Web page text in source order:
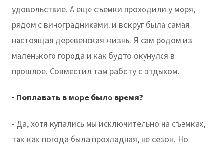
удовольствие. А еще съемки проходили у моря,
рядом с виноградниками, и вокруг была самая
настоящая деревенская жизнь. Я сам родом из
маленького города и как будто окунулся в
прошлое. Совместил там работу с отдыхом.
- Поплавать в море было время?
- Да, хотя купались мы исключительно на съемках,
так как погода была прохладная, не сезон. Но